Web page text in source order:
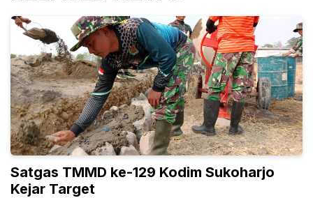
Satgas TMMD ke-129 Kodim Sukoharjo
Kejar Target